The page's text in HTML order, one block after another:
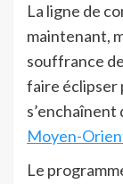
La ligne de
maintenant,
souffrance
faire éclipser
Moyen-
Le